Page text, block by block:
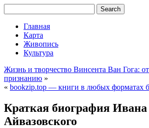
Главная
Карта
Живопись
Культура
Жизнь и творчество Винсента Ван Гога:
признанию »
« bookzip.top — книги в любых форматах
Краткая биография Ивана
Айвазовского